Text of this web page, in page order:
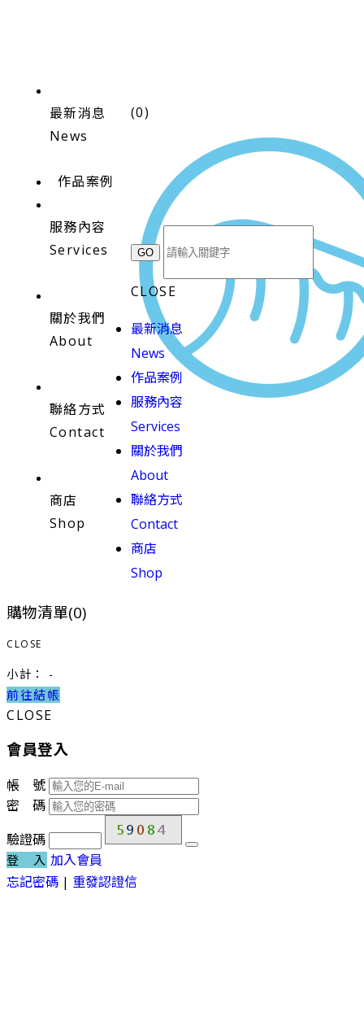
最新消息
News
作品案例
服務內容
Services
關於我們
About
聯絡方式
Contact
商店
Shop
(0)
CLOSE
最新消息
News
作品案例
服務內容
Services
關於我們
About
聯絡方式
Contact
商店
Shop
購物清單(0)
CLOSE
小計： -
前往結帳
CLOSE
會員登入
帳 號
密 碼
驗證碼
登 入 加入會員
忘記密碼 | 重發認證信